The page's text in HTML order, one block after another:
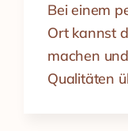
Bei einem
Ort kannst
machen
Qualitäten